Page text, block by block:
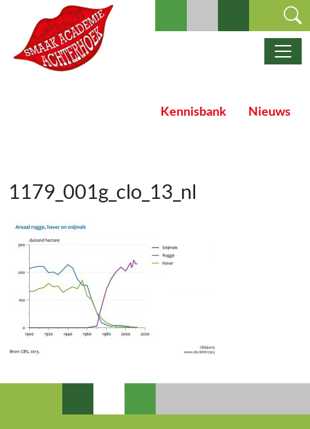
Ga naar de inhoud
Hoofdnavigatie
Kennisbank Nieuws
1179_001g_clo_13_nl